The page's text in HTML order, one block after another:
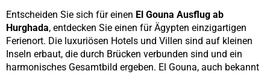
Entscheiden Sie sich für einen El Gouna Ausflug ab
Hurghada, entdecken Sie einen für Ägypten einzigartigen
Ferienort. Die luxuriösen Hotels und Villen sind auf kleinen
Inseln erbaut, die durch Brücken verbunden sind und ein
harmonisches Gesamtbild ergeben. El Gouna, auch bekannt